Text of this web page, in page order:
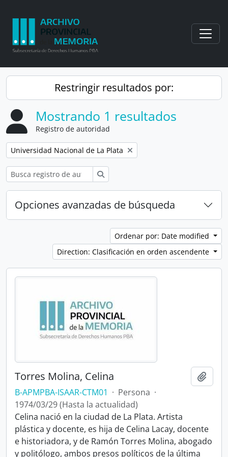
Restringir resultados por:
Mostrando 1 resultados
Registro de autoridad
Remove filter:
Universidad Nacional de La Plata
Opciones avanzadas de búsqueda
Ordenar por: Date modified
Direction: Clasificación en orden ascendente
Torres Molina, Celina
B-APMPBA-ISAAR-CTM01 · Persona ·
1974/03/29 (Hasta la actualidad)
Celina nació en la ciudad de La Plata. Artista
plástica y docente, es hija de Celina Lacay, docente
e historiadora, y de Ramón Torres Molina, abogado
y politólogo, ambos presos políticos de la última